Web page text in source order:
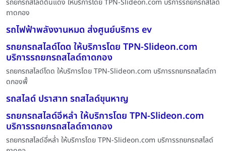
ถาดกอง
รถไฟฟ้าพลังงานหมด ส่งศูนย์บริการ ev
รถยกรถสไลด์โดด ให้บริการโดย TPN-Slideon.com
บริการรถยกรถสไลด์ถาดกอง
รถยกรถสไลด์โดด ให้บริการโดย TPN-Slideon.com บริการรถยกรถสไลด์ถา
ดกองพื้
รถสไลด์ ปราสาท รถสไลด์ขุนหาญ
รถยกรถสไลด์อี่หล่ำ ให้บริการโดย TPN-Slideon.com
บริการรถยกรถสไลด์ถาดกอง
รถยกรถสไลด์อี่หล่ำ ให้บริการโดย TPN-Slideon.com บริการรถยกรถสไลด์